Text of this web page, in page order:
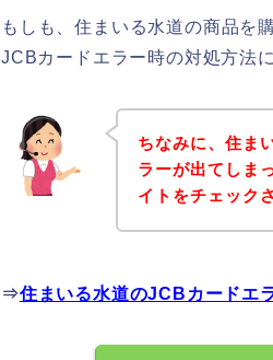
もしも、住まいる水道の商品を
JCBカードエラー時の対処方法
ちなみに、住ま
ラーが出てしま
イトをチェック
⇒住まいる水道のJCBカードエ